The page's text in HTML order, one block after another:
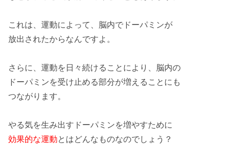
これは、運動によって、脳内で ドーパミンが
放出されたからなんですよ。
さらに、運動を日々続ける ことにより、脳内の
ドーパミンを受け止める部分が増えることにも
つながります。
やる気を生み出すドーパミンを増やすために
効果的な運動とはどんなものなのでしょう？